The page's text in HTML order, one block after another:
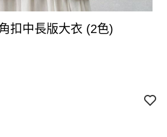
扣中長版大衣 (2色)